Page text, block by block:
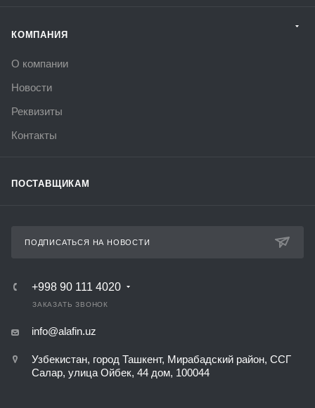
КОМПАНИЯ
О компании
Новости
Реквизиты
Контакты
ПОСТАВЩИКАМ
ПОДПИСАТЬСЯ НА НОВОСТИ
+998 90 111 4020
ЗАКАЗАТЬ ЗВОНОК
info@alafin.uz
Узбекистан, город Ташкент, Мирабадский район, ССГ
Салар, улица Ойбек, 44 дом, 100044